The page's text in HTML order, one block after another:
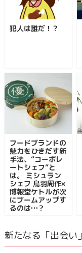
犯人は誰だ！？
フードブランドの
魅力をひきだす新
手法、“コーポレ
ートシェフ”と
は。 ミシュラン
シェフ 鳥羽周作×
博報堂ケトルが次
にブームアップす
るのは…？
新たなる「出会い」